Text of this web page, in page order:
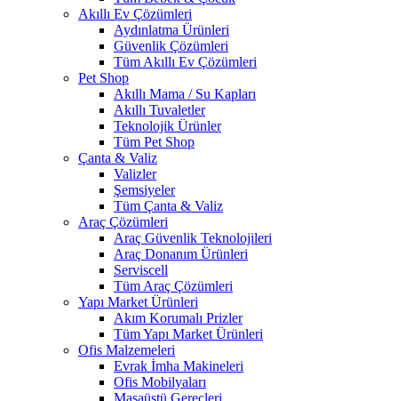
Akıllı Ev Çözümleri
Aydınlatma Ürünleri
Güvenlik Çözümleri
Tüm Akıllı Ev Çözümleri
Pet Shop
Akıllı Mama / Su Kapları
Akıllı Tuvaletler
Teknolojik Ürünler
Tüm Pet Shop
Çanta & Valiz
Valizler
Şemsiyeler
Tüm Çanta & Valiz
Araç Çözümleri
Araç Güvenlik Teknolojileri
Araç Donanım Ürünleri
Serviscell
Tüm Araç Çözümleri
Yapı Market Ürünleri
Akım Korumalı Prizler
Tüm Yapı Market Ürünleri
Ofis Malzemeleri
Evrak İmha Makineleri
Ofis Mobilyaları
Masaüstü Gereçleri